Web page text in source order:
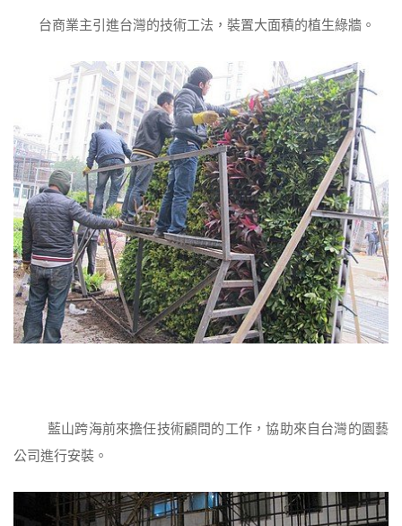
台商業主引進台灣的技術工法，裝置大面積的植生綠牆。
藍山跨海前來擔任技術顧問的工作，協助來自台灣的園藝
公司進行安裝。